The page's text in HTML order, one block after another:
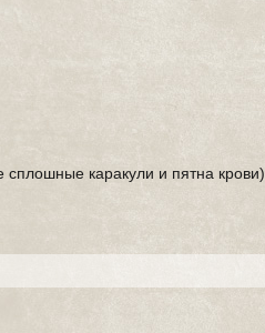
каракули и пятна крови)